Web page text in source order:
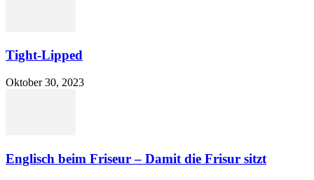
Tight-Lipped
Oktober 30, 2023
Englisch beim Friseur – Damit die Frisur sitzt